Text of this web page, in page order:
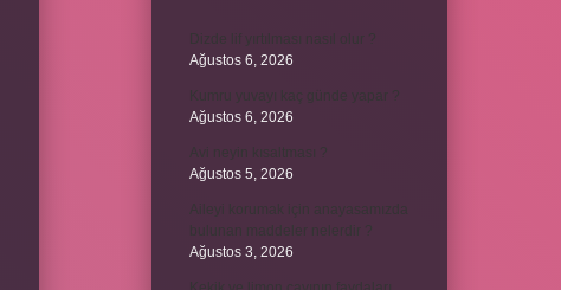
Dizde lif yırtılması nasıl olur ?
Ağustos 6, 2026
Kumru yuvayı kaç günde yapar ?
Ağustos 6, 2026
Avi neyin kısaltması ?
Ağustos 5, 2026
Aileyi korumak için anayasamızda
bulunan maddeler nelerdir ?
Ağustos 3, 2026